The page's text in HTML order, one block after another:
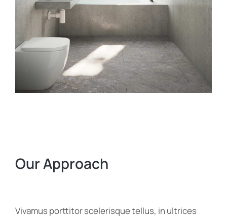
Our Approach
Vivamus porttitor scelerisque tellus, in ultrices